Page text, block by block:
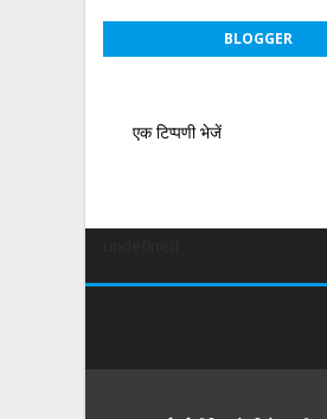
BLOGGER
एक टिप्पणी भेजें